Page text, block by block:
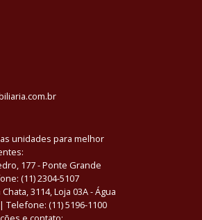
unidades para melhor
177 - Ponte Grande
(11) 2304-5107
3114, Loja 03A - Água
Telefone: (11) 5196-1100